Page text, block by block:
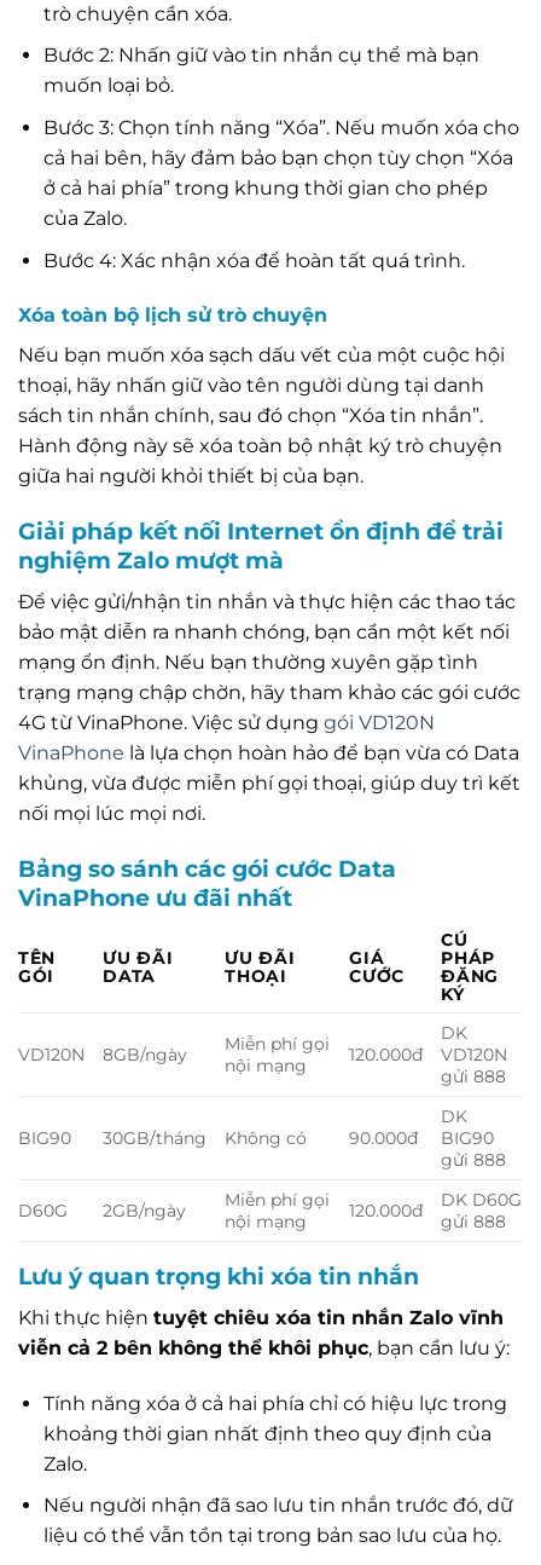
trò chuyện cần xóa.
Bước 2: Nhấn giữ vào tin nhắn cụ thể mà bạn
muốn loại bỏ.
Bước 3: Chọn tính năng “Xóa”. Nếu muốn xóa cho
cả hai bên, hãy đảm bảo bạn chọn tùy chọn “Xóa
ở cả hai phía” trong khung thời gian cho phép
của Zalo.
Bước 4: Xác nhận xóa để hoàn tất quá trình.
Xóa toàn bộ lịch sử trò chuyện
Nếu bạn muốn xóa sạch dấu vết của một cuộc hội
thoại, hãy nhấn giữ vào tên người dùng tại danh
sách tin nhắn chính, sau đó chọn “Xóa tin nhắn”.
Hành động này sẽ xóa toàn bộ nhật ký trò chuyện
giữa hai người khỏi thiết bị của bạn.
Giải pháp kết nối Internet ổn định để trải
nghiệm Zalo mượt mà
Để việc gửi/nhận tin nhắn và thực hiện các thao tác
bảo mật diễn ra nhanh chóng, bạn cần một kết nối
mạng ổn định. Nếu bạn thường xuyên gặp tình
trạng mạng chập chờn, hãy tham khảo các gói cước
4G từ VinaPhone. Việc sử dụng gói VD120N
VinaPhone là lựa chọn hoàn hảo để bạn vừa có Data
khủng, vừa được miễn phí gọi thoại, giúp duy trì kết
nối mọi lúc mọi nơi.
Bảng so sánh các gói cước Data
VinaPhone ưu đãi nhất
TÊN
GÓI
ƯU ĐÃI
DATA
ƯU ĐÃI
THOẠI
GIÁ
CƯỚC
CÚ
PHÁP
ĐĂNG
KÝ
VD120N 8GB/ngày
Miễn phí gọi
nội mạng
120.000đ
DK
VD120N
gửi 888
BIG90 30GB/tháng Không có 90.000đ
DK
BIG90
gửi 888
D60G 2GB/ngày
Miễn phí gọi
nội mạng
120.000đ
DK D60G
gửi 888
Lưu ý quan trọng khi xóa tin nhắn
Khi thực hiện tuyệt chiêu xóa tin nhắn Zalo vĩnh
viễn cả 2 bên không thể khôi phục, bạn cần lưu ý:
Tính năng xóa ở cả hai phía chỉ có hiệu lực trong
khoảng thời gian nhất định theo quy định của
Zalo.
Nếu người nhận đã sao lưu tin nhắn trước đó, dữ
liệu có thể vẫn tồn tại trong bản sao lưu của họ.